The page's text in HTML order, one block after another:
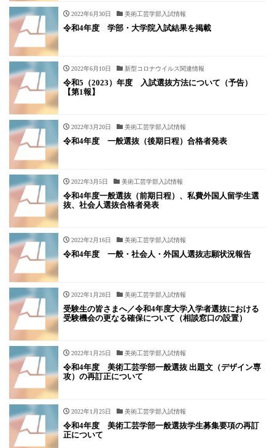
2022年6月30日 美術工芸学部入試情報
令和4年度 学部・大学院入試結果を掲載
2022年6月10日 新型コロナウイルス関連情報
令和5（2023）年度 入試選抜方法について（予告）
【第1報】
2022年3月20日 美術工芸学部入試情報
令和4年度 一般選抜（後期日程）合格者発表
2022年3月5日 美術工芸学部入試情報
令和4年度一般選抜（前期日程）、私費外国人留学生選
抜、社会人選抜合格者発表
2022年2月16日 美術工芸学部入試情報
令和4年度 一般・社会人・外国人選抜志願状況報告
2022年1月28日 美術工芸学部入試情報
受験生の皆さまへ／令和4年度大学入学者選抜における
受験機会の更なる確保について（相談窓口の設置）
2022年1月25日 美術工芸学部入試情報
令和4年度 美術工芸学部一般選抜 出題文（デザイン専
攻）の再訂正について
2022年1月25日 美術工芸学部入試情報
令和4年度 美術工芸学部一般選抜学生募集要項の再訂
正について